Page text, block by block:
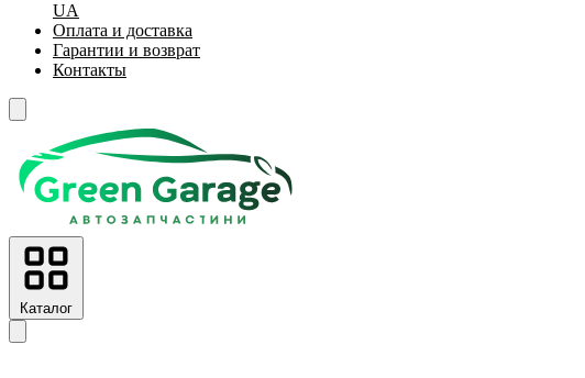
UA
Оплата и доставка
Гарантии и возврат
Контакты
Каталог